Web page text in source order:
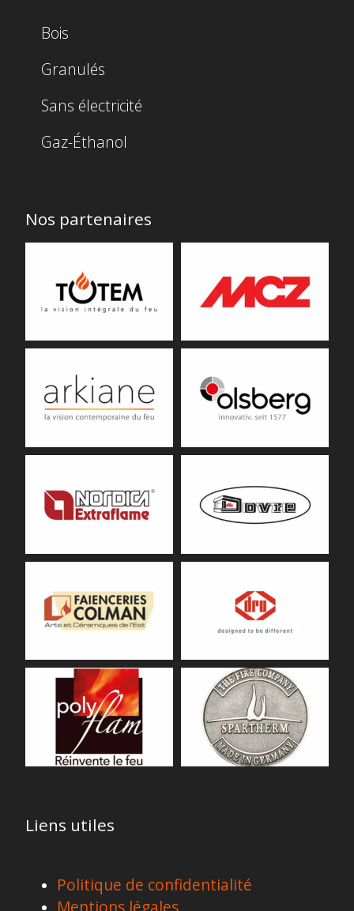
Bois
Granulés
Sans électricité
Gaz-Éthanol
Nos partenaires
Liens utiles
Politique de confidentialité
Mentions légales